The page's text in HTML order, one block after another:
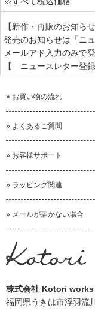
【新作・再販のお知らせ
発売のお知らせは 「ニ
メールアド入力のみで
【 ニュースレター登
» お買い物の流れ
» よくあるご質問
» お客様サポート
» ラッピング関連
» メールが届かない場合
株式会社 Kotori works
福岡県うきは市浮羽流